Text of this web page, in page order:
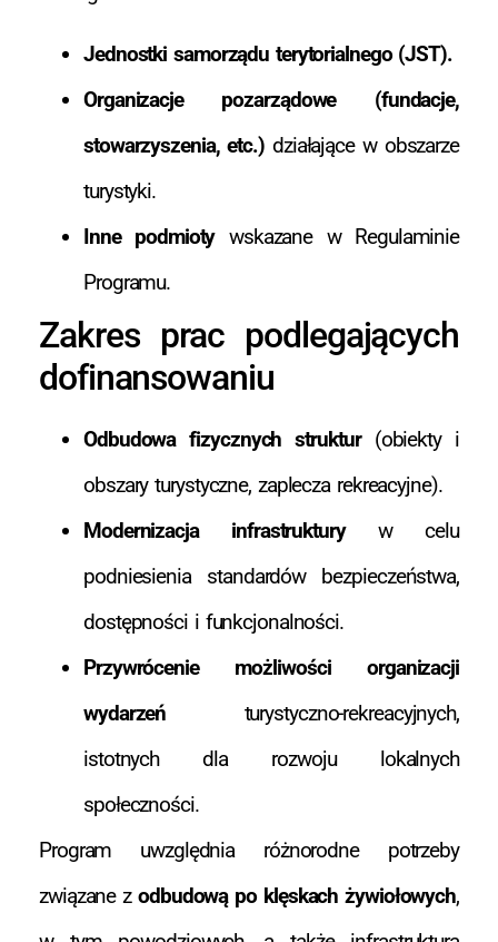
Jednostki samorządu terytorialnego (JST).
Organizacje pozarządowe (fundacje,
stowarzyszenia, etc.)działające w obszarze
turystyki.
Inne podmiotywskazane w Regulaminie
Programu.
Zakres prac podlegających
dofinansowaniu
Odbudowa fizycznych struktur(obiekty i
obszary turystyczne, zaplecza rekreacyjne).
Modernizacja infrastrukturyw celu
podniesienia standardów bezpieczeństwa,
dostępności i funkcjonalności.
Przywrócenie możliwości organizacji
wydarzeń turystyczno-rekreacyjnych,
istotnych dla rozwoju lokalnych
społeczności.
Program uwzględnia różnorodne potrzeby
związane zodbudową po klęskach żywiołowych,